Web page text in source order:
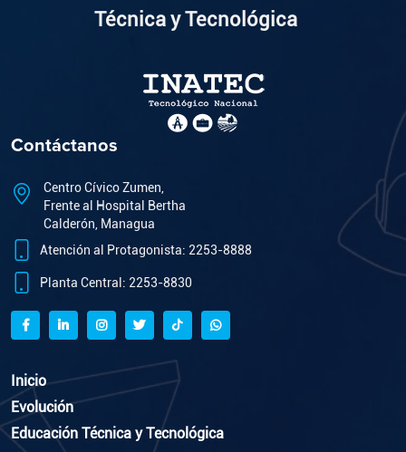
Técnica y Tecnológica
Contáctanos
Centro Cívico Zumen,
Frente al Hospital Bertha
Calderón, Managua
Atención al Protagonista: 2253-8888
Planta Central: 2253-8830
Inicio
Evolución
Educación Técnica y Tecnológica